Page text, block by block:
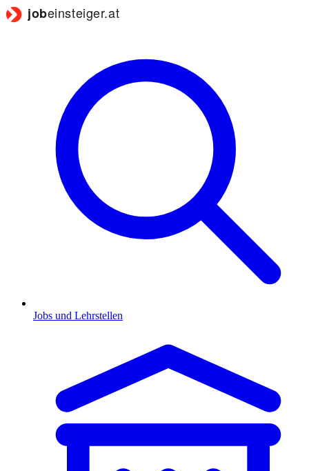
Jobs und Lehrstellen